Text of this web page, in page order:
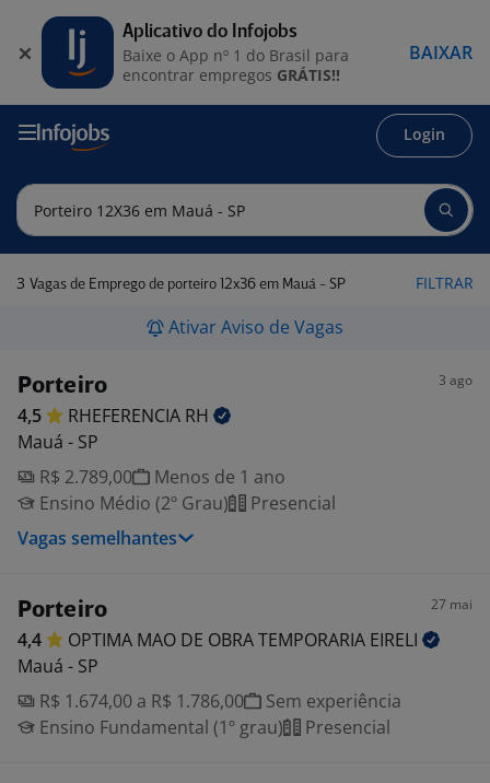
Login
3 Vagas de Emprego de porteiro 12x36 em Mauá - SP FILTRAR
Ativar Aviso de Vagas
Porteiro 3 ago
4,5 RHEFERENCIA RH
Mauá - SP
R$ 2.789,00
Menos de 1 ano
Ensino Médio (2º Grau)
Presencial
Vagas semelhantes
Porteiro 27 mai
4,4 OPTIMA MAO DE OBRA TEMPORARIA EIRELI
Mauá - SP
R$ 1.674,00 a R$ 1.786,00
Sem experiência
Ensino Fundamental (1º grau)
Presencial
Aplicativo do Infojobs
Baixe o App nº 1 do Brasil para
encontrar empregos GRÁTIS!!
BAIXAR